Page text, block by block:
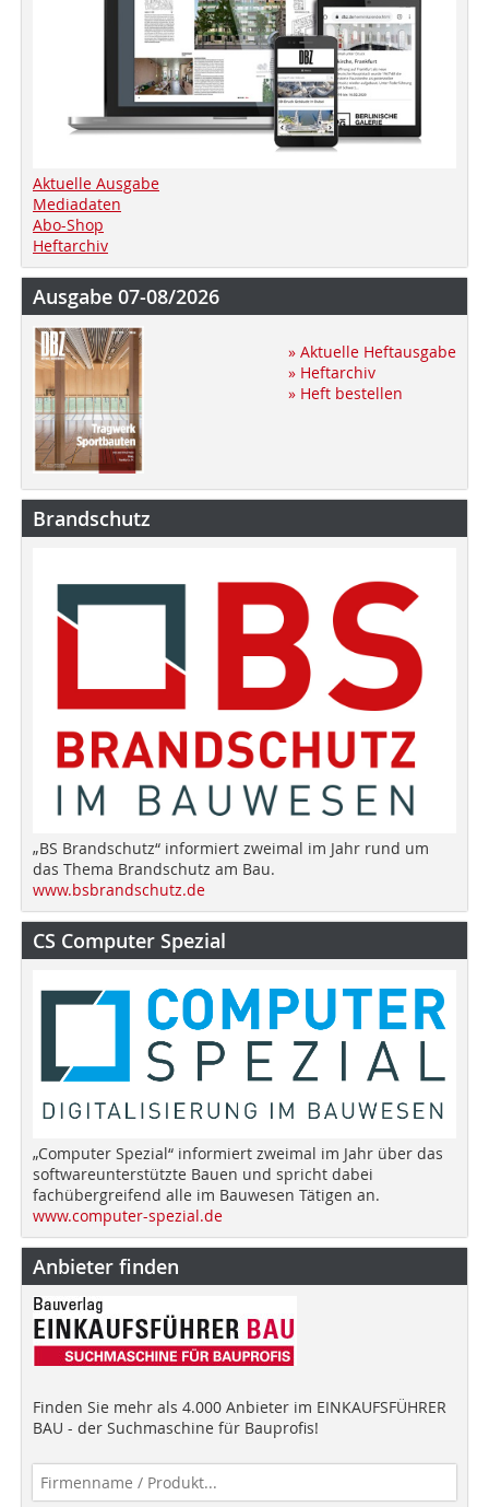
Aktuelle Ausgabe
Mediadaten
Abo-Shop
Heftarchiv
Ausgabe 07-08/2026
» Aktuelle Heftausgabe
» Heftarchiv
» Heft bestellen
Brandschutz
„BS Brandschutz“ informiert zweimal im Jahr rund um
das Thema Brandschutz am Bau.
www.bsbrandschutz.de
CS Computer Spezial
„Computer Spezial“ informiert zweimal im Jahr über das
softwareunterstützte Bauen und spricht dabei
fachübergreifend alle im Bauwesen Tätigen an.
www.computer-spezial.de
Anbieter finden
Finden Sie mehr als 4.000 Anbieter im EINKAUFSFÜHRER
BAU - der Suchmaschine für Bauprofis!